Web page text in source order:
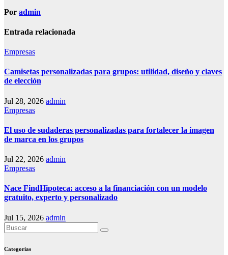
Por admin
Entrada relacionada
Empresas
Camisetas personalizadas para grupos: utilidad, diseño y claves
de elección
Jul 28, 2026 admin
Empresas
El uso de sudaderas personalizadas para fortalecer la imagen
de marca en los grupos
Jul 22, 2026 admin
Empresas
Nace FindHipoteca: acceso a la financiación con un modelo
gratuito, experto y personalizado
Jul 15, 2026 admin
Categorías